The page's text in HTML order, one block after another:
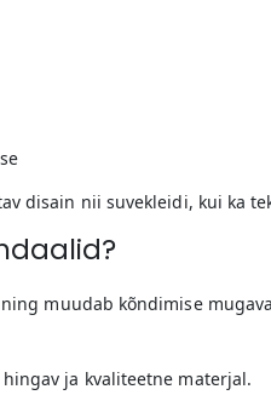
disain nii suvekleidi, kui ka
muudab kõndimise
ja kvaliteetne materjal.